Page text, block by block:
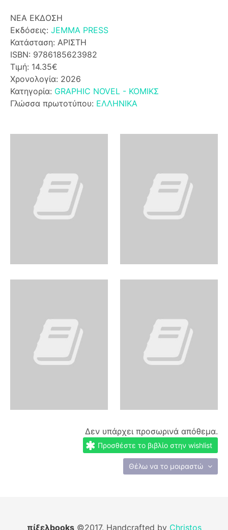
ΝΕΑ ΕΚΔΟΣΗ
Εκδόσεις: JEMMA PRESS
Κατάσταση: ΑΡΙΣΤΗ
ISBN: 9786185623982
Τιμή: 14.35€
Χρονολογία: 2026
Κατηγορία: GRAPHIC NOVEL - ΚΟΜΙΚΣ
Γλώσσα πρωτοτύπου: ΕΛΛΗΝΙΚΑ
Δεν υπάρχει προσωρινά απόθεμα.
Προσθέστε το βιβλίο στην wishlist
Θέλω να το μοιραστώ
πίξελbooks©2017. Handcrafted by Christos